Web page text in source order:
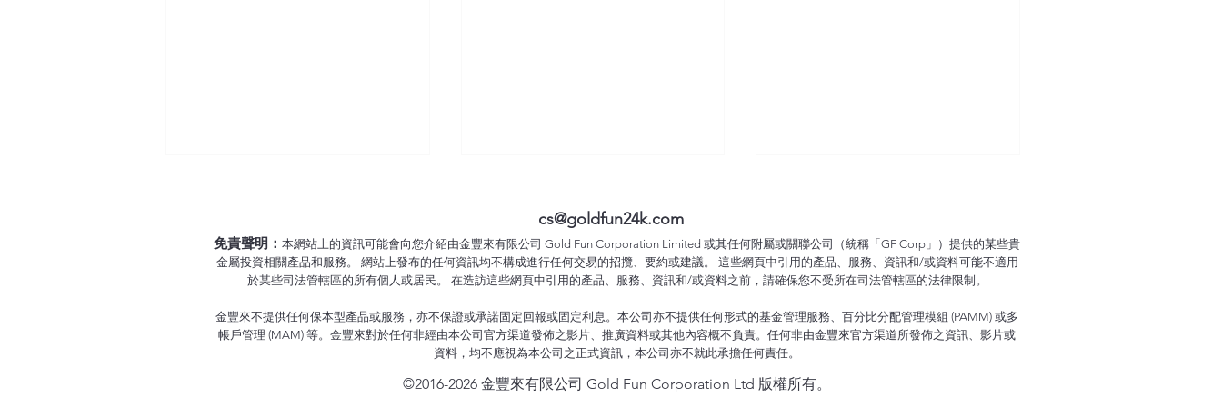
2025-12-26 成報專欄《真金
2025-12-12 成報專欄《真金
白銀》白銀歷史新高 金價蓄勢
待發
2025-12-05 成報專欄《真金
白銀》白銀歷史新高 金價蓄勢
待發
cs@goldfun24k.com
免責聲明： 本網站上的資訊可能會向您介紹由金豐來有限公司 Gold Fun Corporation Limited 或其任何附屬或關聯公司（統稱「GF Corp」）提供的某些貴
金屬投資相關產品和服務。 網站上發布的任何資訊均不構成進行任何交易的招攬、要約或建議。 這些網頁中引用的產品、服務、資訊和/或資料可能不適用
於某些司法管轄區的所有個人或居民。 在造訪這些網頁中引用的產品、服務、資訊和/或資料之前，請確保您不受所在司法管轄區的法律限制。
金豐來不提供任何保本型產品或服務，亦不保證或承諾固定回報或固定利息。本公司亦不提供任何形式的基金管理服務、百分比分配管理模組 (PAMM) 或多
帳戶管理 (MAM) 等。金豐來對於任何非經由本公司官方渠道發佈之影片、推廣資料或其他內容概不負責。任何非由金豐來官方渠道所發佈之資訊、影片或
資料，均不應視為本公司之正式資訊，本公司亦不就此承擔任何責任。
©2016-2026 金豐來有限公司 Gold Fun Corporation Ltd 版權所有。